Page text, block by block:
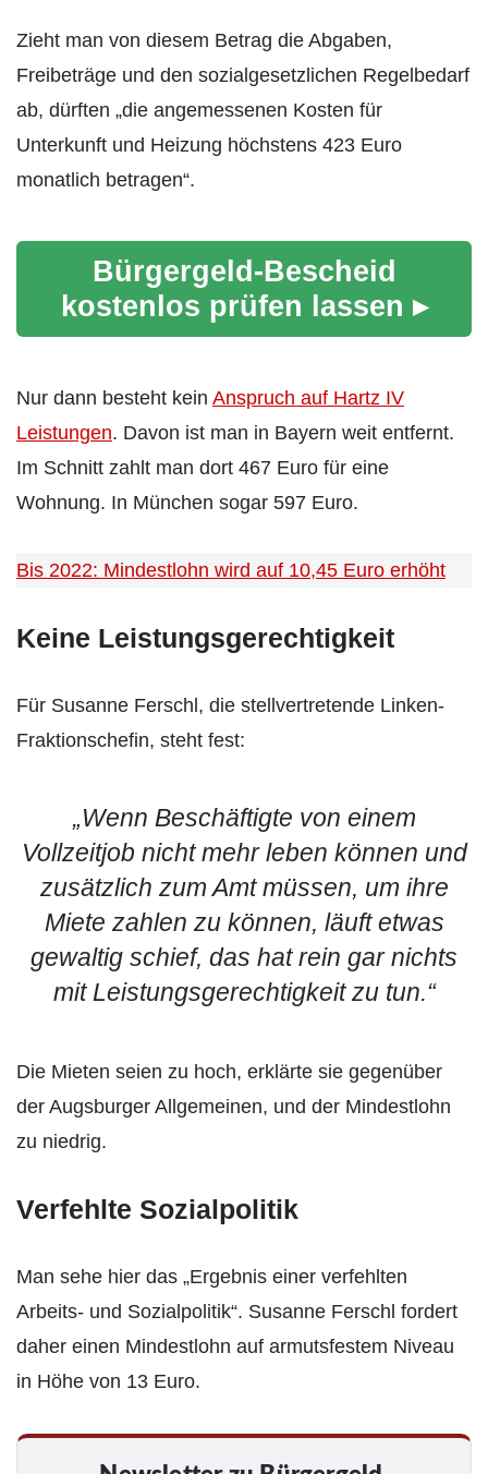
Zieht man von diesem Betrag die Abgaben,
Freibeträge und den sozialgesetzlichen Regelbedarf
ab, dürften „die angemessenen Kosten für
Unterkunft und Heizung höchstens 423 Euro
monatlich betragen“.
Bürgergeld-Bescheid
kostenlos prüfen lassen ▸
Nur dann besteht kein Anspruch auf Hartz IV
Leistungen. Davon ist man in Bayern weit entfernt.
Im Schnitt zahlt man dort 467 Euro für eine
Wohnung. In München sogar 597 Euro.
Bis 2022: Mindestlohn wird auf 10,45 Euro erhöht
Keine Leistungsgerechtigkeit
Für Susanne Ferschl, die stellvertretende Linken-
Fraktionschefin, steht fest:
„Wenn Beschäftigte von einem
Vollzeitjob nicht mehr leben können und
zusätzlich zum Amt müssen, um ihre
Miete zahlen zu können, läuft etwas
gewaltig schief, das hat rein gar nichts
mit Leistungsgerechtigkeit zu tun.“
Die Mieten seien zu hoch, erklärte sie gegenüber
der Augsburger Allgemeinen, und der Mindestlohn
zu niedrig.
Verfehlte Sozialpolitik
Man sehe hier das „Ergebnis einer verfehlten
Arbeits- und Sozialpolitik“. Susanne Ferschl fordert
daher einen Mindestlohn auf armutsfestem Niveau
in Höhe von 13 Euro.